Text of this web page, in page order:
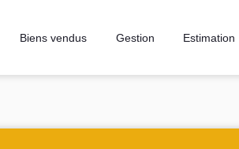
Biens vendus Gestion Estimation